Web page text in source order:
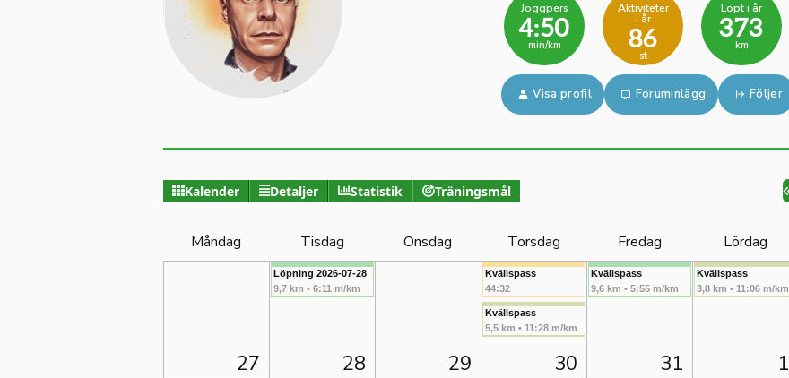
Joggpers
4:50
min/km
Aktiviteter
i år
86
st
Löpt i år
373
km
Visa profil Foruminlägg Följer
Kalender Detaljer Statistik Träningsmål
Måndag Tisdag Onsdag Torsdag Fredag Lördag
27
Löpning 2026-07-28
9,7 km • 6:11 m/km
28 29
Kvällspass
44:32
Kvällspass
5,5 km • 11:28 m/km
30
Kvällspass
9,6 km • 5:55 m/km
31
Kvällspass
3,8 km • 11:06 m/km
1